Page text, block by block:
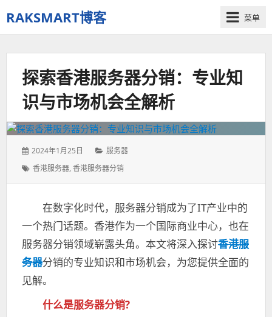
RAKSMART博客
全
球
器
菜单
探索香港服务器分销：专业知
识与市场机会全解析
发
于：
2024年1月25日
分
服务器
标
香港服务器,香港服务器分销
在数字化时代，服务器分销成为了IT产业中的
一个热门话题。香港作为一个国际商业中心，也在
服务器分销领域崭露头角。本文将深入探讨香港服
务器分销的专业知识和市场机会，为您提供全面的
见解。
什么是服务器分销?